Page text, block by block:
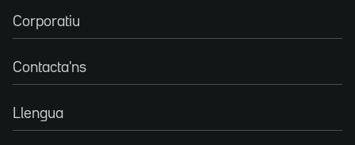
Corporatiu
Contacta'ns
Llengua